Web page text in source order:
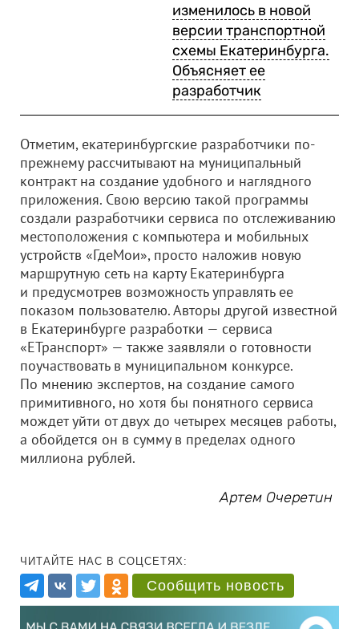
изменилось в новой
версии транспортной
схемы Екатеринбурга.
Объясняет ее
разработчик
Отметим, екатеринбургские разработчики по-
прежнему рассчитывают на муниципальный
контракт на создание удобного и наглядного
приложения. Свою версию такой программы
создали разработчики сервиса по отслеживанию
местоположения с компьютера и мобильных
устройств «ГдеМои», просто наложив новую
маршрутную сеть на карту Екатеринбурга
и предусмотрев возможность управлять ее
показом пользователю. Авторы другой известной
в Екатеринбурге разработки — сервиса
«ЕТранспорт» — также заявляли о готовности
поучаствовать в муниципальном конкурсе.
По мнению экспертов, на создание самого
примитивного, но хотя бы понятного сервиса
мождет уйти от двух до четырех месяцев работы,
а обойдется он в сумму в пределах одного
миллиона рублей.
Артем Очеретин
ЧИТАЙТЕ НАС В СОЦСЕТЯХ:
Сообщить новость